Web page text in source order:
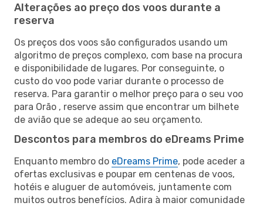
Alterações ao preço dos voos durante a
reserva
Os preços dos voos são configurados usando um
algoritmo de preços complexo, com base na procura
e disponibilidade de lugares. Por conseguinte, o
custo do voo pode variar durante o processo de
reserva. Para garantir o melhor preço para o seu voo
para Orão , reserve assim que encontrar um bilhete
de avião que se adeque ao seu orçamento.
Descontos para membros do eDreams Prime
Enquanto membro do eDreams Prime, pode aceder a
ofertas exclusivas e poupar em centenas de voos,
hotéis e aluguer de automóveis, juntamente com
muitos outros benefícios. Adira à maior comunidade